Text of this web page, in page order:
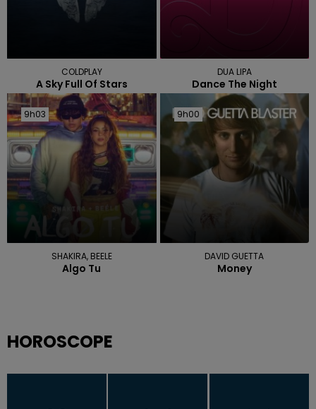
COLDPLAY
A Sky Full Of Stars
DUA LIPA
Dance The Night
9h03
9h03
SHAKIRA, BEELE
Algo Tu
9h00
9h00
DAVID GUETTA
Money
HOROSCOPE